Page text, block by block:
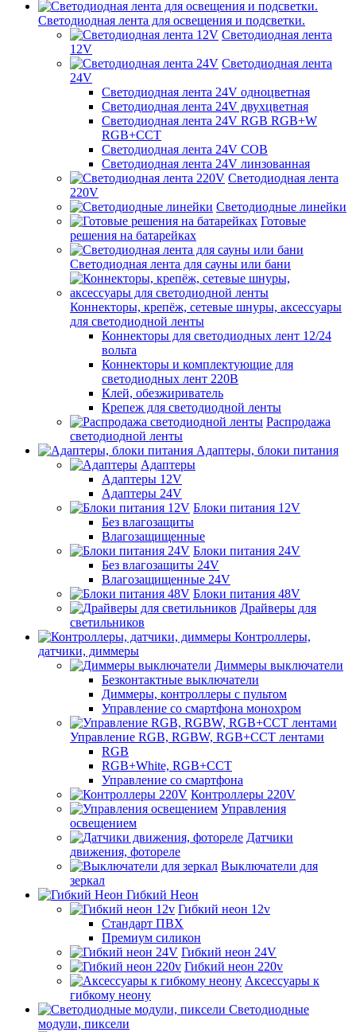
Светодиодная лента для освещения и подсветки.
Светодиодная лента
12V
Светодиодная лента
24V
Светодиодная лента 24V одноцветная
Светодиодная лента 24V двухцветная
Светодиодная лента 24V RGB RGB+W
RGB+CCT
Светодиодная лента 24V COB
Светодиодная лента 24V линзованная
Светодиодная лента
220V
Светодиодные линейки
Готовые
решения на батарейках
Светодиодная лента для сауны или бани
Коннекторы, крепёж, сетевые шнуры, аксессуары
для светодиодной ленты
Коннекторы для светодиодных лент 12/24
вольта
Коннекторы и комплектующие для
светодиодных лент 220В
Клей, обезжириватель
Крепеж для светодиодной ленты
Распродажа
светодиодной ленты
Адаптеры, блоки питания
Адаптеры
Адаптеры 12V
Адаптеры 24V
Блоки питания 12V
Без влагозащиты
Влагозащищенные
Блоки питания 24V
Без влагозащиты 24V
Влагозащищенные 24V
Блоки питания 48V
Драйверы для
светильников
Контроллеры,
датчики, диммеры
Диммеры выключатели
Безконтактные выключатели
Диммеры, контроллеры с пультом
Управление со смартфона монохром
Управление RGB, RGBW, RGB+CCT лентами
RGB
RGB+White, RGB+CCT
Управление со смартфона
Контроллеры 220V
Управления
освещением
Датчики
движения, фотореле
Выключатели для
зеркал
Гибкий Неон
Гибкий неон 12v
Стандарт ПВХ
Премиум силикон
Гибкий неон 24V
Гибкий неон 220v
Аксессуары к
гибкому неону
Светодиодные
модули, пиксели